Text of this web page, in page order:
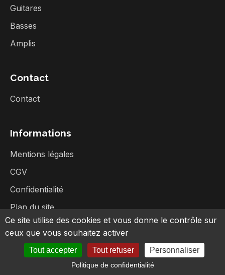
Guitares
Basses
Amplis
Contact
Contact
Informations
Mentions légales
CGV
Confidentialité
Plan du site
©2026Broc Music - Tous droits réservés
Ce site utilise des cookies et vous donne le contrôle sur
ceux que vous souhaitez activer
Tout accepter Tout refuser Personnaliser
Politique de confidentialité